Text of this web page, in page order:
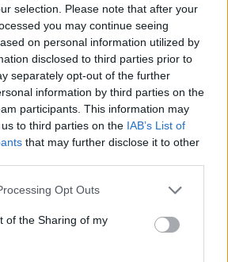
selection. Please note that after your
you may continue seeing
on personal information utilized by
disclosed to third parties prior to
separately opt-out of the further
information by third parties on the
participants. This information may
to third parties on the IAB’s List of
that may further disclose it to other
website/app uses one or more Google
or usage behaviour. You may click to
to Google and its third-party tags to
specified purposes in below Google
Opt Outs
of the Sharing of my